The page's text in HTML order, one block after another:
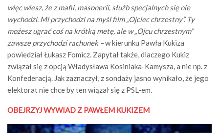
więc wiesz, że z mafii, masonerii, służb specjalnych się nie
wychodzi. Mi przychodzi na myśl film „Ojciec chrzestny”. Ty
możesz ugrać coś na krótką metę, ale w „Ojcu chrzestnym”
zawsze przychodzi rachunek –w kierunku Pawła Kukiza
powiedział Łukasz Fomicz. Zapytał także, dlaczego Kukiz
związał się z opcją Władysława Kosiniaka-Kamysza, a nie np. z
Konfederacją. Jak zaznaczył, z sondaży jasno wynikało, że jego
elektorat nie chce by ten wiązał się z PSL-em.
OBEJRZYJ WYWIAD Z PAWŁEM KUKIZEM